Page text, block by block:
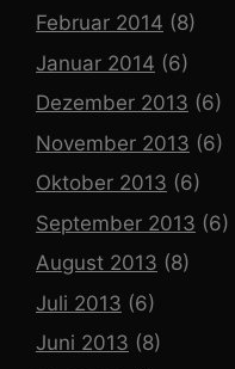
Februar 2014 (8)
Januar 2014 (6)
Dezember 2013 (6)
November 2013 (6)
Oktober 2013 (6)
September 2013 (6)
August 2013 (8)
Juli 2013 (6)
Juni 2013 (8)